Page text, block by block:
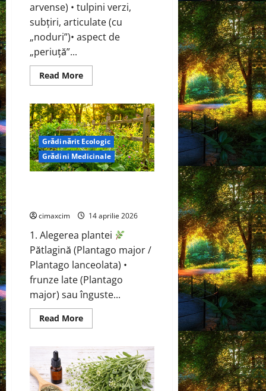
arvense) • tulpini verzi,
subțiri, articulate (cu
„noduri”)• aspect de
„periuță”...
Read MoreRead
more
calului
(Equisetum
arvense)
Grădinărit Ecologic
Grădini Medicinale
cimaxcim 14 aprilie 2026
1. Alegerea plantei
Pătlagină (Plantago major /
Plantago lanceolata) •
frunze late (Plantago
major) sau înguste...
Read MoreRead
more
(Plantago
major
/
Plantago
lanceolata)